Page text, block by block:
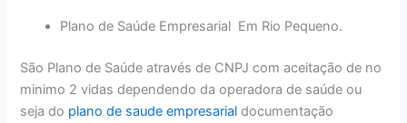
Plano de Saúde Empresarial Em Rio Pequeno.
São Plano de Saúde através de CNPJ com aceitação de no
minimo 2 vidas dependendo da operadora de saúde ou
seja do plano de saude empresarial documentação